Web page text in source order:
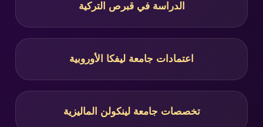
الدراسة في قبرص التركية
اعتمادات جامعة ليفكا الأوروبية
تخصصات جامعة لينكولن الماليزية